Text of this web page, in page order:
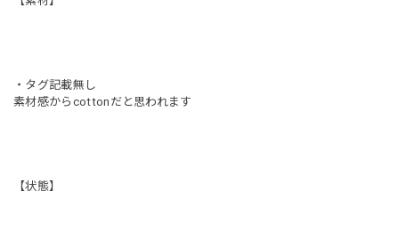
・タグ記載無し
素材感からcottonだと思われます
【状態】